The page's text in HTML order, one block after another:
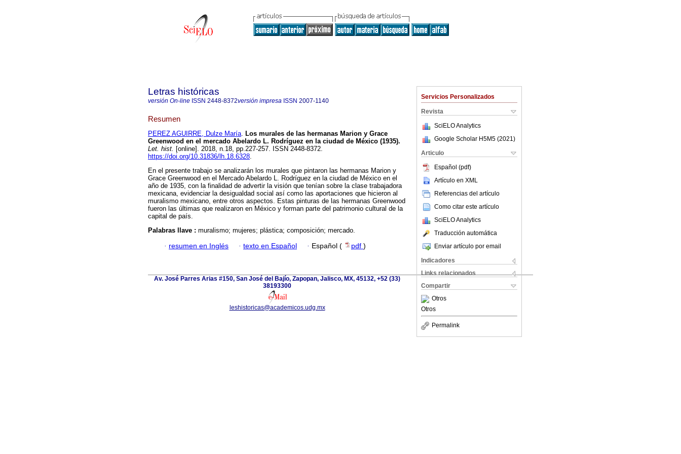
Servicios Personalizados
Revista
SciELO Analytics
Google Scholar H5M5 (2021 )
Articulo
Español (pdf)
Artículo en XML
Referencias del artículo
Como citar este artículo
SciELO Analytics
Traducción automática
Enviar artículo por email
Indicadores
Links relacionados
Compartir
Otros
Otros
Permalink
Letras históricas
versión On-line ISSN 2448-8372versión impresa ISSN 2007-1140
Resumen
PEREZ AGUIRRE, Dulze María. Los murales de las hermanas Marion y Grace
Greenwood en el mercado Abelardo L. Rodríguez en la ciudad de México (1935).
Let. hist. [online]. 2018, n.18, pp.227-257. ISSN 2448-8372.
https://doi.org/10.31836/lh.18.6328.
En el presente trabajo se analizarán los murales que pintaron las hermanas Marion y
Grace Greenwood en el Mercado Abelardo L. Rodríguez en la ciudad de México en el
año de 1935, con la finalidad de advertir la visión que tenían sobre la clase trabajadora
mexicana, evidenciar la desigualdad social así como las aportaciones que hicieron al
muralismo mexicano, entre otros aspectos. Estas pinturas de las hermanas Greenwood
fueron las últimas que realizaron en México y forman parte del patrimonio cultural de la
capital de país.
Palabras llave : muralismo; mujeres; plástica; composición; mercado.
· resumen en Inglés · texto en Español · Español ( pdf )
Av. José Parres Arias #150, San José del Bajío, Zapopan, Jalisco, MX, 45132, +52 (33)
38193300
leshistoricas@academicos.udg.mx